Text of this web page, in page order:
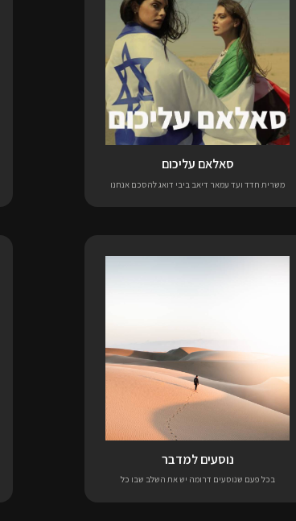
סאלאם עליכום
משרית חדד ועד עמאר דיאב ביבי דואג להסכם אנחנו
נוסעים למדבר
בכל פעם שנוסעים דרומה יש את השלב שבו כל